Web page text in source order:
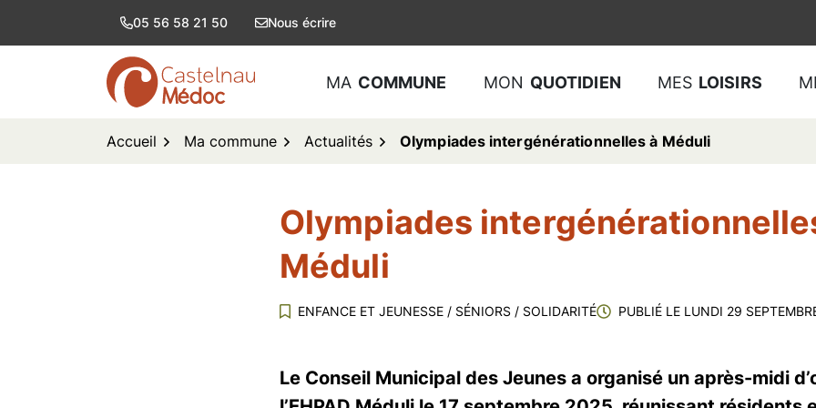
05 56 58 21 50 Nous écrire
logo Castelnau de Médoc
MA COMMUNE MON QUOTIDIEN MES LOISIRS
Accueil Ma commune Actualités Olympiades intergénérationnelles à Méduli
Olympiades
Méduli
ENFANCE ET JEUNESSE / SÉNIORS / SOLIDARITÉ PUBLIÉ LE LUNDI 29
Le Conseil Municipal des Jeunes a organisé un après-midi